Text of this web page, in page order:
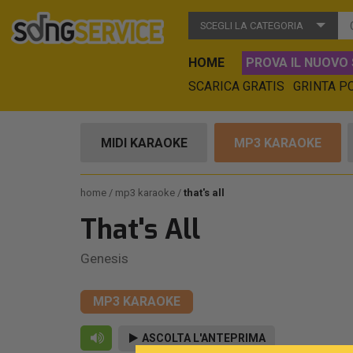
SCEGLI LA CATEGORIA
HOME
PROVA IL NUOVO
SCARICA GRATIS
GRINTA
MIDI KARAOKE MP3 KARAOKE
home mp3 karaoke that's all
That's All
Genesis
MP3 KARAOKE
ASCOLTA L'ANTEPRIMA